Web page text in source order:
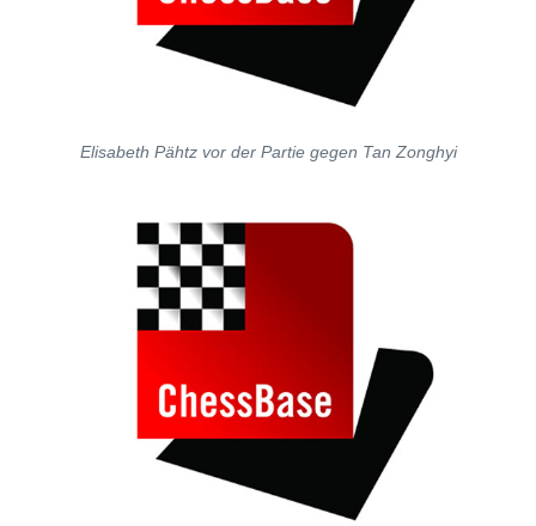
Elisabeth Pähtz vor der Partie gegen Tan Zonghyi